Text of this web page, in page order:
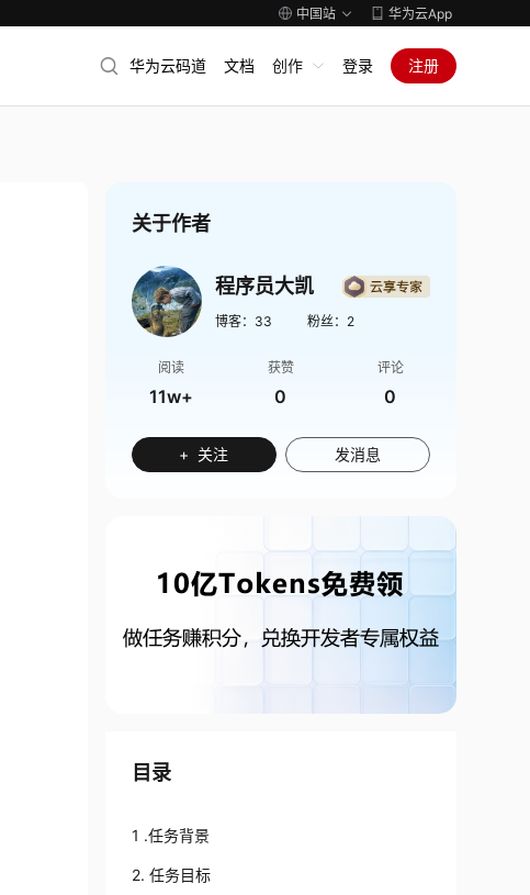
中国站 华为云App
华为云码道 文档 创作 登录 注册
关于作者
程序员大凯
博客： 33 粉丝： 2
阅读
11w+
获赞
0
评论
0
+ 关注 发消息
目录
1 .任务背景
2. 任务目标